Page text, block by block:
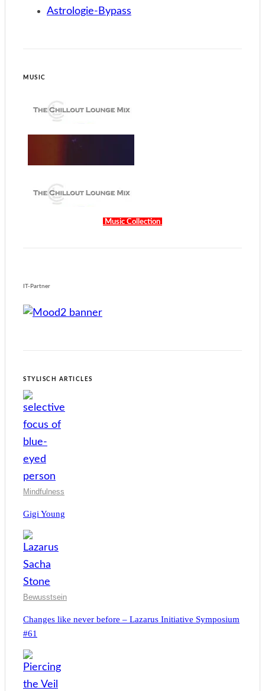
Astrologie-Bypass
MUSIC
Music Collection
IT-Partner
STYLISCH ARTICLES
Mindfulness
Gigi Young
Bewusstsein
Changes like never before – Lazarus Initiative Symposium
#61